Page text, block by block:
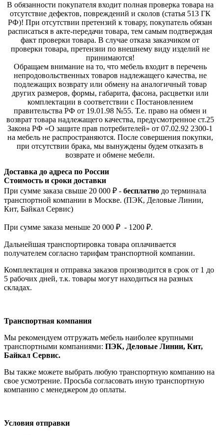
В обязанности покупателя входит полная проверка товара на
отсутствие дефектов, повреждений и сколов (статья 513 ГК
РФ)! При отсутствии претензий к товару, покупатель обязан
расписаться в акте-передачи товара, тем самым подтверждая
факт проверки товара. В случае отказа заказчиком от
проверки товара, претензии по внешнему виду изделий не
принимаются!
Обращаем внимание на то, что мебель входит в перечень
непродовольственных товаров надлежащего качества, не
подлежащих возврату или обмену на аналогичный товар
других размеров, формы, габарита, фасона, расцветки или
комплектации в соответствии с Постановлением
правительства РФ от 19.01.98 №55. Т.е. право на обмен и
возврат товара надлежащего качества, предусмотренное ст.25
Закона РФ «О защите прав потребителей» от 07.02.92 2300-1
на мебель не распространяются. После совершения покупки,
при отсутствии брака, мы вынуждены будем отказать в
возврате и обмене мебели.
Доставка до адреса по России
Стоимость и сроки доставки
При сумме заказа свыше 20 000 ₽ - бесплатно до терминала
транспортной компании в Москве. (ПЭК, Деловые Линии,
Кит, Байкал Сервис)
При сумме заказа меньше 20 000 ₽ - 1200 ₽.
Дальнейшая транспортировка товара оплачивается
получателем согласно тарифам транспортной компании.
Комплектация и отправка заказов производится в срок от 1 до
5 рабочих дней, т.к. товары могут находиться на разных
складах.
Транспортная компания
Мы рекомендуем отгружать мебель наиболее крупными
транспортными компаниями: ПЭК, Деловые Линии, Кит,
Байкал Сервис.
Вы также можете выбрать любую транспортную компанию на
свое усмотрение. Просьба согласовать иную транспортную
компанию с менеджером до оплаты.
Условия отправки